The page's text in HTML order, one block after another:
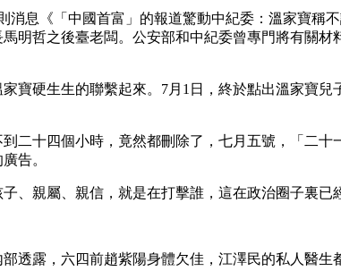
消息《「中國首富」的報道驚動中紀委：溫家寶稱
明哲之後臺老闆。公安部和中紀委曾專門將有關
寶硬生生的聯繫起來。7月1日，終於點出溫家寶
二十四個小時，竟然都刪除了，七月五號，「二
告。
、親屬、親信，就是在打擊誰，這在政治圈子裏已
透露，六四前趙紫陽身體欠佳，江澤民的私人醫生